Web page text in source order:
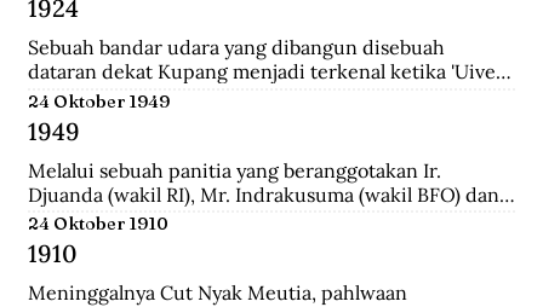
School (HIS) dan MULO di Solo, lalu ke AMS di
Yogyakarta, kemudian mengambil jurusan Teknik Sipil
di Technische Hoogeschool te Bandoeng (sekarang
ITB).
1924
Sebuah bandar udara yang dibangun disebuah
dataran dekat Kupang menjadi terkenal ketika 'Uiver',
pesawat Belanda KLM DC-2 yang sedang dicoba
menerbangi jalur niaga dari London ke Sydney
mendarat di situ untuk mengisi bahan bakar.
24 Oktober 1949
1949
Melalui sebuah panitia yang beranggotakan Ir.
Djuanda (wakil RI), Mr. Indrakusuma (wakil BFO) dan
Hirschfeld (wakil Belanda), membuat perjanjian
bahwa RIS akan mengambil alih pijaman-pinjaman
Hindia Belanda yang semuanya berjumlah 4.300 juta
gulden.
24 Oktober 1910
1910
Meninggalnya Cut Nyak Meutia, pahlwaan